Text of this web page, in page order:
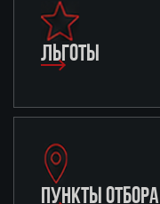
ЛЬГОТЫ
ПУНКТЫ ОТБОРА